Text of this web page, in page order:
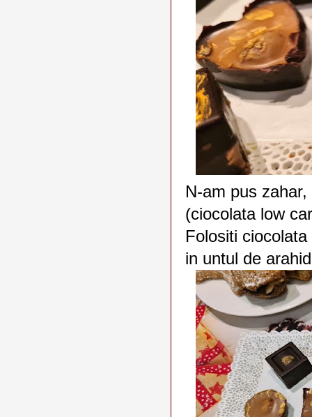
N-am pus
(ciocolata low
Folositi
in untul de